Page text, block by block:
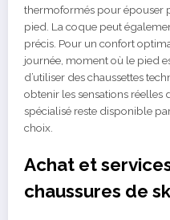
thermoformés pour épouser
pied. La coque peut
précis. Pour un confort
journée, moment où le pied
d’utiliser des chaussettes
obtenir les sensations réelles
spécialisé reste disponible
choix.
Achat et
chaussures de